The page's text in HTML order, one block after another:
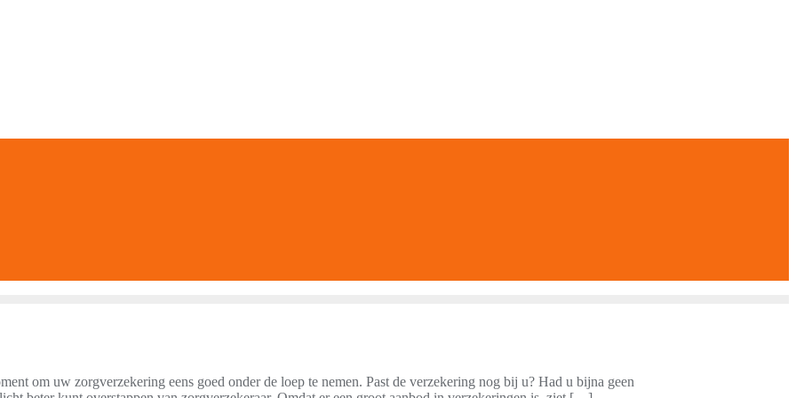
om uw zorgverzekering eens goed onder de loep te nemen. Past de verzekering nog bij u? Had u bijna geen